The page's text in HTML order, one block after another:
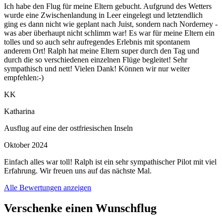
Ich habe den Flug für meine Eltern gebucht. Aufgrund des Wetters
wurde eine Zwischenlandung in Leer eingelegt und letztendlich
ging es dann nicht wie geplant nach Juist, sondern nach Norderney -
was aber überhaupt nicht schlimm war! Es war für meine Eltern ein
tolles und so auch sehr aufregendes Erlebnis mit spontanem
anderem Ort! Ralph hat meine Eltern super durch den Tag und
durch die so verschiedenen einzelnen Flüge begleitet! Sehr
sympathisch und nett! Vielen Dank! Können wir nur weiter
empfehlen:-)
KK
Katharina
Ausflug auf eine der ostfriesischen Inseln
Oktober 2024
Einfach alles war toll! Ralph ist ein sehr sympathischer Pilot mit viel
Erfahrung. Wir freuen uns auf das nächste Mal.
Alle Bewertungen anzeigen
Verschenke einen Wunschflug